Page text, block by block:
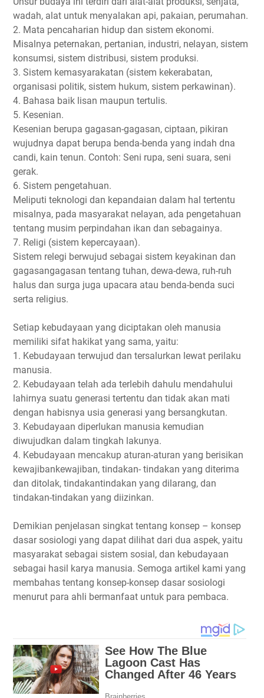
wadah, alat untuk menyalakan api, pakaian, perumahan.
2. Mata pencaharian hidup dan sistem ekonomi.
Misalnya peternakan, pertanian, industri, nelayan, sistem
konsumsi, sistem distribusi, sistem produksi.
3. Sistem kemasyarakatan (sistem kekerabatan,
organisasi politik, sistem hukum, sistem perkawinan).
4. Bahasa baik lisan maupun tertulis.
5. Kesenian.
Kesenian berupa gagasan-gagasan, ciptaan, pikiran
wujudnya dapat berupa benda-benda yang indah dna
candi, kain tenun. Contoh: Seni rupa, seni suara, seni
gerak.
6. Sistem pengetahuan.
Meliputi teknologi dan kepandaian dalam hal tertentu
misalnya, pada masyarakat nelayan, ada pengetahuan
tentang musim perpindahan ikan dan sebagainya.
7. Religi (sistem kepercayaan).
Sistem relegi berwujud sebagai sistem keyakinan dan
gagasangagasan tentang tuhan, dewa-dewa, ruh-ruh
halus dan surga juga upacara atau benda-benda suci
serta religius.
Setiap kebudayaan yang diciptakan oleh manusia
memiliki sifat hakikat yang sama, yaitu:
1. Kebudayaan terwujud dan tersalurkan lewat perilaku
manusia.
2. Kebudayaan telah ada terlebih dahulu mendahului
lahirnya suatu generasi tertentu dan tidak akan mati
dengan habisnya usia generasi yang bersangkutan.
3. Kebudayaan diperlukan manusia kemudian
diwujudkan dalam tingkah lakunya.
4. Kebudayaan mencakup aturan-aturan yang berisikan
kewajibankewajiban, tindakan- tindakan yang diterima
dan ditolak, tindakantindakan yang dilarang, dan
tindakan-tindakan yang diizinkan.
Demikian penjelasan singkat tentang konsep – konsep
dasar sosiologi yang dapat dilihat dari dua aspek, yaitu
masyarakat sebagai sistem sosial, dan kebudayaan
sebagai hasil karya manusia. Semoga artikel kami yang
membahas tentang konsep-konsep dasar sosiologi
menurut para ahli bermanfaat untuk para pembaca.